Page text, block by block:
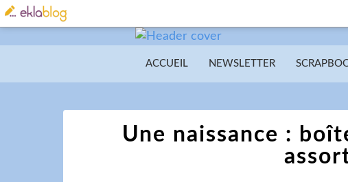
ACCUEIL NEWSLETTER
Une naissance :